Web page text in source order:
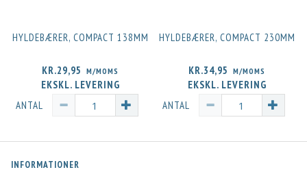
HYLDEBÆRER, COMPACT 138MM
KR.29,95 M/MOMS
EKSKL. LEVERING
ANTAL
HYLDEBÆRER, COMPACT 230MM
KR.34,95 M/MOMS
EKSKL. LEVERING
ANTAL
INFORMATIONER